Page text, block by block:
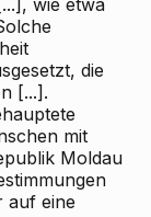
wie etwa
die
[...].
mit
Moldau
auf eine